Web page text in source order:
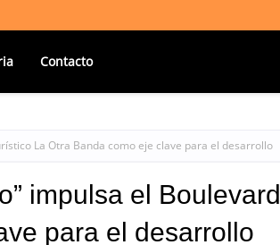
Contacto
La Otra Banda como eje clave para el desarrollo
impulsa el Boulevard
para el desarrollo